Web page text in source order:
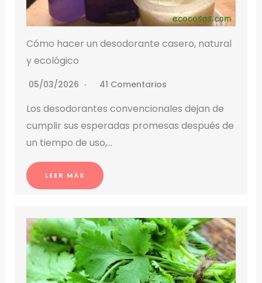
Cómo hacer un desodorante casero, natural
y ecológico
05/03/2026 41 Comentarios
Los desodorantes convencionales dejan de
cumplir sus esperadas promesas después de
un tiempo de uso,…
LEER MÁS